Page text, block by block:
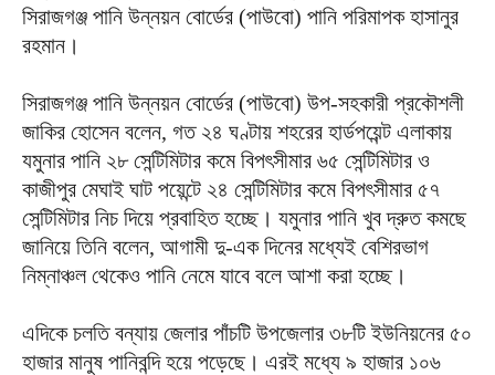
সিরাজগঞ্জ পানি উন্নয়ন বোর্ডের (পাউবো) পানি পরিমাপক হাসানুর
রহমান।
সিরাজগঞ্জ পানি উন্নয়ন বোর্ডের (পাউবো) উপ-সহকারী প্রকৌশলী
জাকির হোসেন বলেন, গত ২৪ ঘণ্টায় শহরের হার্ডপয়েন্ট এলাকায়
যমুনার পানি ২৮ সেন্টিমিটার কমে বিপৎসীমার ৬৫ সেন্টিমিটার ও
কাজীপুর মেঘাই ঘাট পয়েন্টে ২৪ সেন্টিমিটার কমে বিপৎসীমার ৫৭
সেন্টিমিটার নিচ দিয়ে প্রবাহিত হচ্ছে। যমুনার পানি খুব দ্রুত কমছে
জানিয়ে তিনি বলেন, আগামী দু-এক দিনের মধ্যেই বেশিরভাগ
নিম্নাঞ্চল থেকেও পানি নেমে যাবে বলে আশা করা হচ্ছে।
এদিকে চলতি বন্যায় জেলার পাঁচটি উপজেলার ৩৮টি ইউনিয়নের ৫০
হাজার মানুষ পানিবন্দি হয়ে পড়েছে। এরই মধ্যে ৯ হাজার ১০৬